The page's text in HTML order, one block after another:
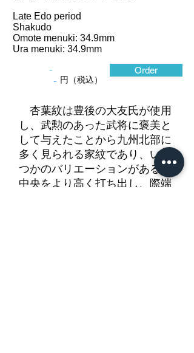
Late Edo period
Shakudo
Omote menuki: 34.9mm
Ura menuki: 34.9mm
-
- 円（税込）
Order
杏葉紋は豊後の大友氏が使用
し、武勲のあった武将に褒美と
して与えたことから九州北部に
多く見られる家紋であり、いく
つかのバリエーションがある。
中央をより高く打ち出し、際端